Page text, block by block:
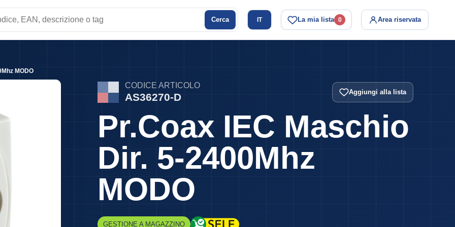
Cerca IT La mia lista 0 Area riservata
MODO
CODICE ARTICOLO
AS36270-D Aggiungi alla lista
Pr.Coax IEC Maschio
Dir. 5-2400Mhz
MODO
GESTIONE A MAGAZZINO